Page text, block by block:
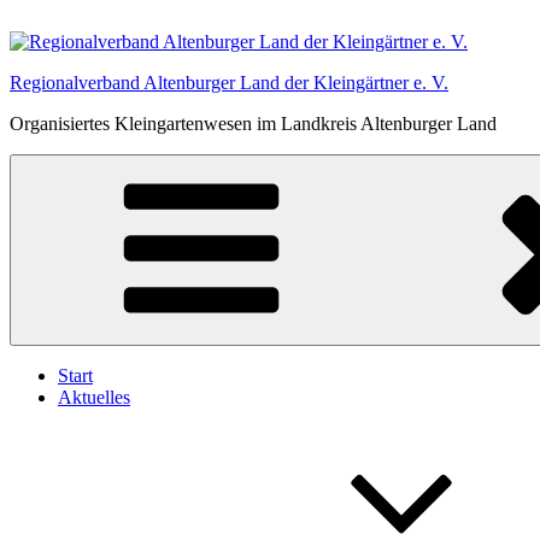
Inhalt
Regionalverband Altenburger Land der Kleingärtner e. V.
Organisiertes Kleingartenwesen im Landkreis Altenburger Land
Start
Aktuelles